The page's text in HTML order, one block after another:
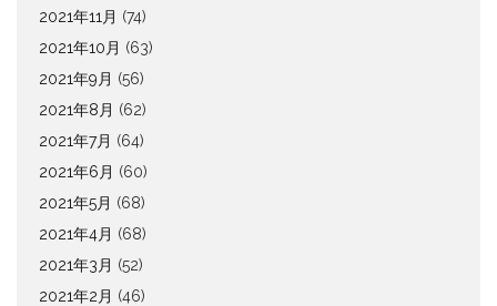
2021年11月 (74)
2021年10月 (63)
2021年9月 (56)
2021年8月 (62)
2021年7月 (64)
2021年6月 (60)
2021年5月 (68)
2021年4月 (68)
2021年3月 (52)
2021年2月 (46)